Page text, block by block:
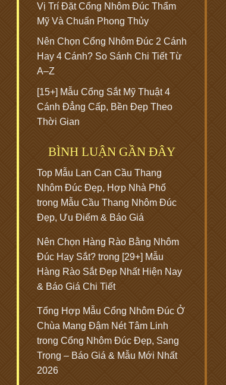
Vị Trí Đặt Cổng Nhôm Đúc Thẩm
Mỹ Và Chuẩn Phong Thủy
Nên Chọn Cổng Nhôm Đúc 2 Cánh
Hay 4 Cánh? So Sánh Chi Tiết Từ
A–Z
[15+] Mẫu Cổng Sắt Mỹ Thuật 4
Cánh Đẳng Cấp, Bền Đẹp Theo
Thời Gian
BÌNH LUẬN GẦN ĐÂY
Top Mẫu Lan Can Cầu Thang
Nhôm Đúc Đẹp, Hợp Nhà Phố
trong Mẫu Cầu Thang Nhôm Đúc
Đẹp, Ưu Điểm & Báo Giá
Nên Chọn Hàng Rào Bằng Nhôm
Đúc Hay Sắt? trong [29+] Mẫu
Hàng Rào Sắt Đẹp Nhất Hiện Nay
& Báo Giá Chi Tiết
Tổng Hợp Mẫu Cổng Nhôm Đúc Ở
Chùa Mang Đậm Nét Tâm Linh
trong Cổng Nhôm Đúc Đẹp, Sang
Trọng – Báo Giá & Mẫu Mới Nhất
2026